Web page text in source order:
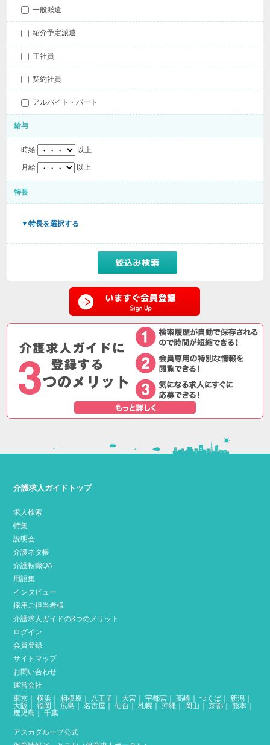
一般派遣
紹介予定派遣
正社員
契約社員
アルバイト・パート
給与
時給 以上
月給 以上
特長
▼特長を選択する
介護求人ガイドトップ
求人検索
特集
説明会
介護ネタ帳
介護転職QA
用語集
インタビュー
採用ご担当者様
介護求人ガイドの3つのメリット
ログイン
会員登録
サイトマップ
お問い合わせ
運営会社
東京 ｜横浜 ｜相模原 八王子 大宮 ｜宇都宮 ｜高崎 ｜つくば 新潟
大阪
｜福岡 広島 ｜名古屋 ｜仙台 ｜札幌 ｜沖縄 岡山 ｜京都 ｜熊本
鹿児島
｜千葉
アスカグループ公式